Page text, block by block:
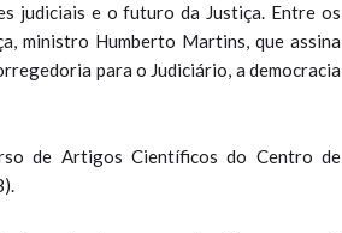
judiciais e o futuro da Justiça. Entre os
ministro Humberto Martins, que assina
para o Judiciário, a democracia
de Artigos Científicos do Centro de